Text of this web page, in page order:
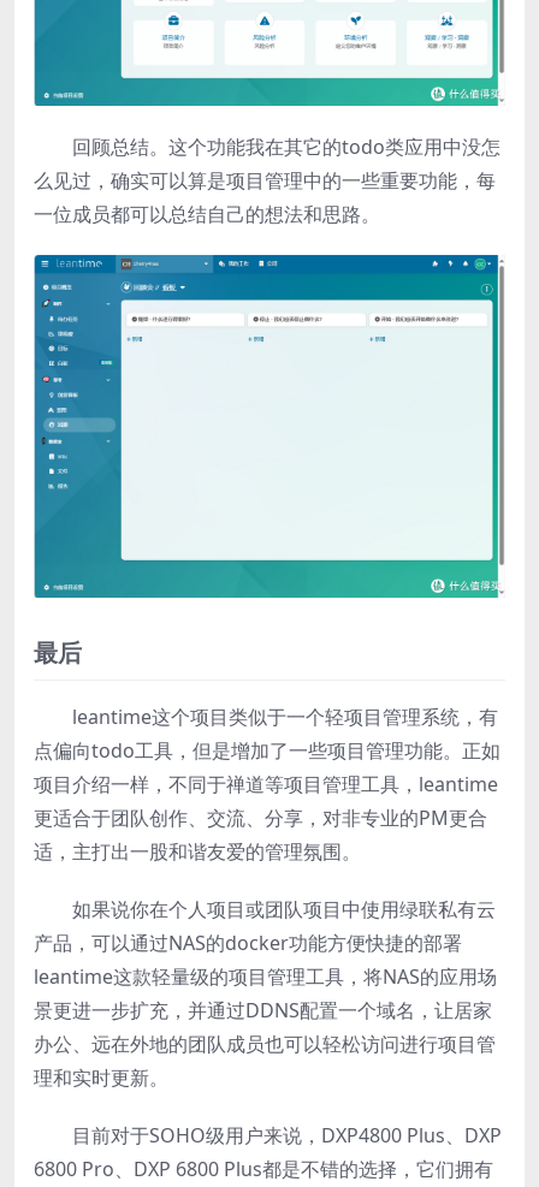
回顾总结。这个功能我在其它的todo类应用中没怎
么见过，确实可以算是项目管理中的一些重要功能，每
一位成员都可以总结自己的想法和思路。
最后
leantime这个项目类似于一个轻项目管理系统，有
点偏向todo工具，但是增加了一些项目管理功能。正如
项目介绍一样，不同于禅道等项目管理工具，leantime
更适合于团队创作、交流、分享，对非专业的PM更合
适，主打出一股和谐友爱的管理氛围。
如果说你在个人项目或团队项目中使用绿联私有云
产品，可以通过NAS的docker功能方便快捷的部署
leantime这款轻量级的项目管理工具，将NAS的应用场
景更进一步扩充，并通过DDNS配置一个域名，让居家
办公、远在外地的团队成员也可以轻松访问进行项目管
理和实时更新。
目前对于SOHO级用户来说，DXP4800 Plus、DXP
6800 Pro、DXP 6800 Plus都是不错的选择，它们拥有